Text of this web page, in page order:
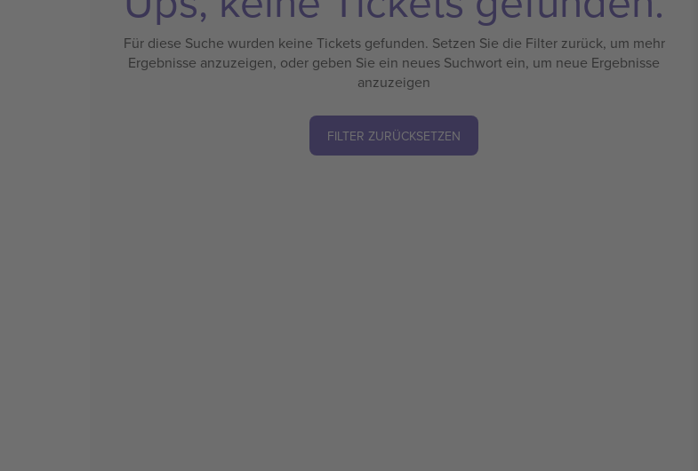
Für diese Suche wurden keine Tickets gefunden. Setzen Sie die Filter zurück, um mehr
Ergebnisse anzuzeigen, oder geben Sie ein neues Suchwort ein, um neue Ergebnisse
anzuzeigen
FILTER ZURÜCKSETZEN